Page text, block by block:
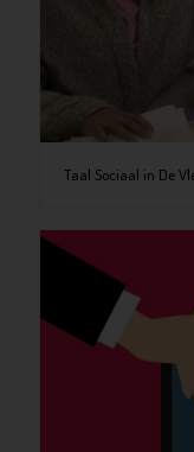
Taal Sociaal in De